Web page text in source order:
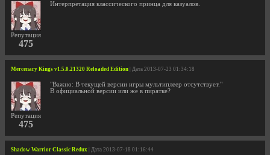
Репутация
475
Интерпретация классического принца для казуалов.
Mercenary Kings v1.5.0.21320 Reloaded Edition | Дата 2013-07-23 01:34:18
Репутация
475
"Важно: В текущей версии игры мультиплеер отсутствует."
В официальной версии или же в пиратке?
Shadow Warrior Classic Redux | Дата 2013-07-18 01:16:44